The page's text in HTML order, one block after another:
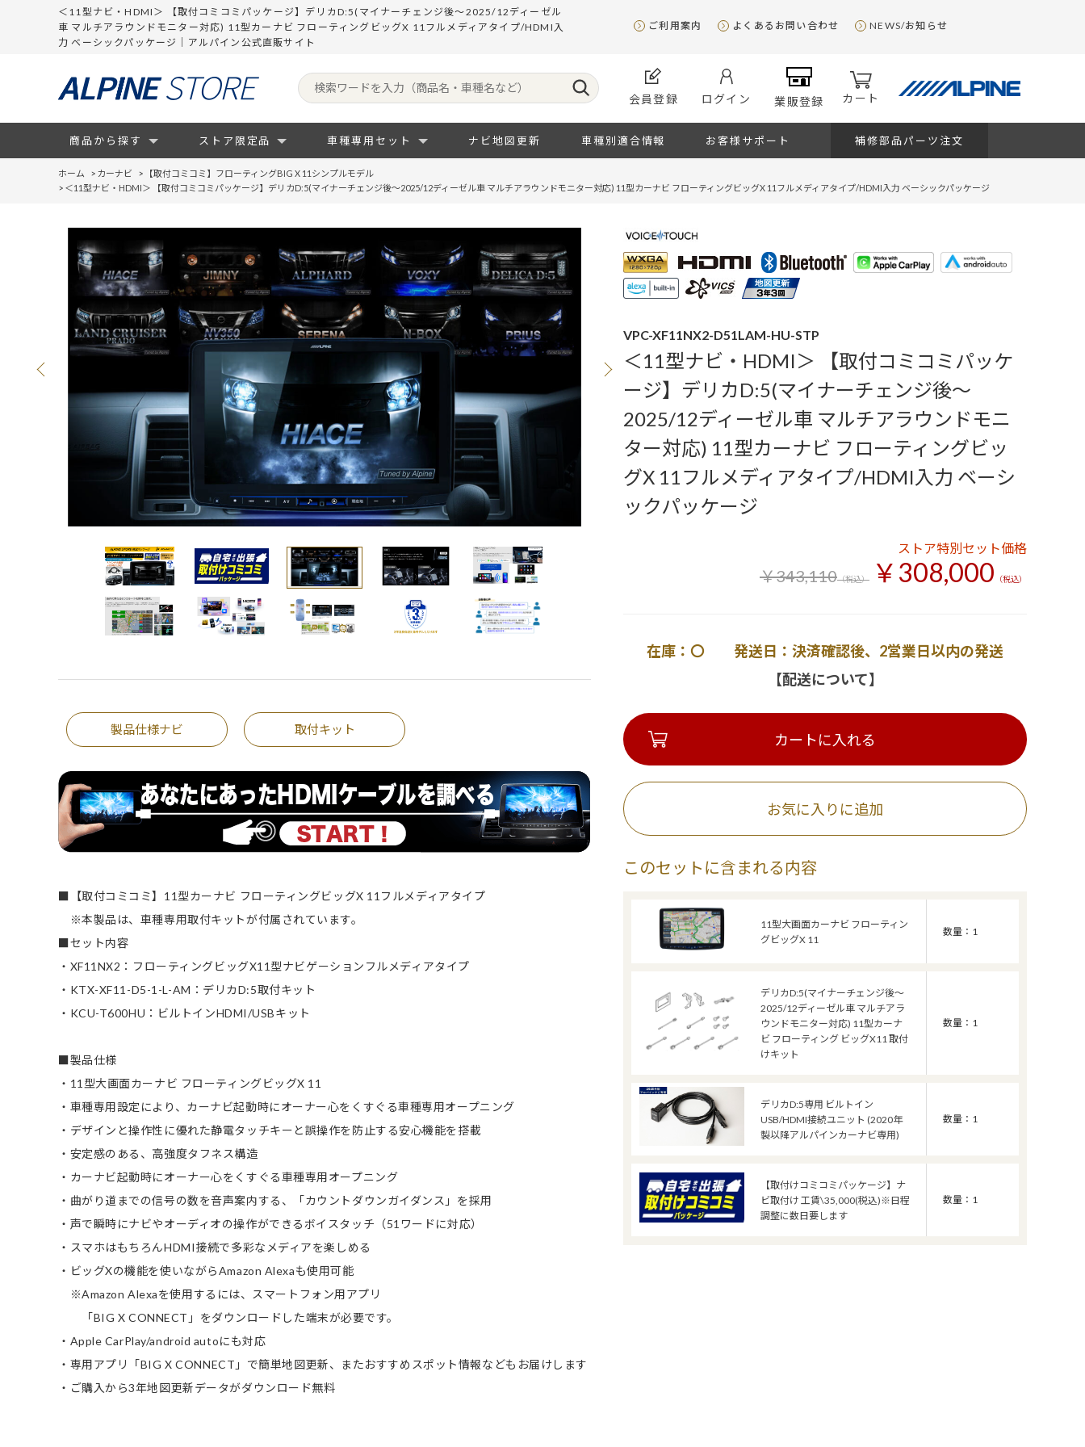
＜11型ナビ・HDMI＞ 【取付コミコミパッケージ】デリカD:5(マイナーチェンジ後～2025/12ディーゼル
車 マルチアラウンドモニター対応) 11型カーナビ フローティングビッグX 11フルメディアタイプ/HDMI入
力 ベーシックパッケージ｜アルパイン公式直販サイト
ご利用案内 よくあるお問い合わせ NEWS/お知らせ
会員登録 ログイン 業販登録 カート
商品から探す ストア限定品 車種専用セット ナビ地図更新 車種別適合情報 お客様サポート 補修部品パーツ注文
ホーム > カーナビ >
【取付コミコミ】フローティングBIG X 11シンプルモデル
> ＜11型ナビ・HDMI＞ 【取付コミコミパッケージ】デリカD:5(マイナーチェンジ後～2025/12ディーゼル車 マルチアラウンドモニター対応) 11型カーナビ フローティングビッグX 11フルメディアタイプ/HDMI入力 ベーシックパッケージ
製品仕様ナビ 取付キット
■【取付コミコミ】11型カーナビ フローティングビッグX 11フルメディアタイプ
※本製品は、車種専用取付キットが付属されています。
■セット内容
・XF11NX2：フローティングビッグX11型ナビゲーションフルメディアタイプ
・KTX-XF11-D5-1-L-AM：デリカD:5取付キット
・KCU-T600HU：ビルトインHDMI/USBキット
■製品仕様
・11型大画面カーナビ フローティングビッグX 11
・車種専用設定により、カーナビ起動時にオーナー心をくすぐる車種専用オープニング
・デザインと操作性に優れた静電タッチキーと誤操作を防止する安心機能を搭載
・安定感のある、高強度タフネス構造
・カーナビ起動時にオーナー心をくすぐる車種専用オープニング
・曲がり道までの信号の数を音声案内する、「カウントダウンガイダンス」を採用
・声で瞬時にナビやオーディオの操作ができるボイスタッチ（51ワードに対応）
・スマホはもちろんHDMI接続で多彩なメディアを楽しめる
・ビッグXの機能を使いながらAmazon Alexaも使用可能
※Amazon Alexaを使用するには、スマートフォン用アプリ
「BIG X CONNECT」をダウンロードした端末が必要です。
・Apple CarPlay/android autoにも対応
・専用アプリ「BIG X CONNECT」で簡単地図更新、またおすすめスポット情報などもお届けします
・ご購入から3年地図更新データがダウンロード無料
VPC-XF11NX2-D51LAM-HU-STP
＜11型ナビ・HDMI＞ 【取付コミコミパッケ
ージ】デリカD:5(マイナーチェンジ後～
2025/12ディーゼル車 マルチアラウンドモニ
ター対応) 11型カーナビ フローティングビッ
グX 11フルメディアタイプ/HDMI入力 ベーシ
ックパッケージ
ストア特別セット価格
￥343,110（税込） ￥308,000 （税込）
在庫：〇 発送日：決済確認後、2営業日以内の発送
【配送について】
カートに入れる
このセットに含まれる内容
11型大画面カーナビ フローティン
グビッグX 11
数量：1
デリカD:5(マイナーチェンジ後～
2025/12ディーゼル車 マルチアラ
ウンドモニター対応) 11型カーナ
ビ フローティング ビッグX11 取付
けキット
数量：1
デリカD:5専用 ビルトイン
USB/HDMI接続ユニット (2020年
製以降アルパインカーナビ専用)
数量：1
【取付けコミコミパッケージ】ナ
ビ取付け 工賃\35,000(税込)※日程
調整に数日要します
数量：1
お気に入りに追加